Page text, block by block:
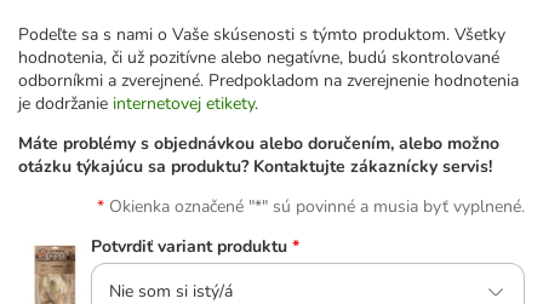
Podeľte sa s nami o Vaše skúsenosti s týmto produktom. Všetky
hodnotenia, či už pozitívne alebo negatívne, budú skontrolované
odborníkmi a zverejnené. Predpokladom na zverejnenie hodnotenia
je dodržanie internetovej etikety.
Máte problémy s objednávkou alebo doručením, alebo možno
otázku týkajúcu sa produktu? Kontaktujte zákaznícky servis!
Okienka označené "*" sú povinné a musia byť vyplnené.
Potvrdiť variant produktu *
Nie som si istý/á